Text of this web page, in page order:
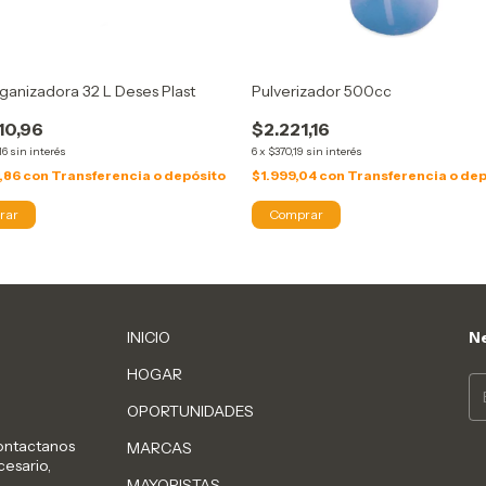
32 L Deses Plast
sin interés
con Transferencia o depósito
Pulverizador 500cc
$2.221,16
6x $370,19 sin interés
$1.999,04 con Transferencia o
INICIO
HOGAR
OPORTUNIDADES
MARCAS